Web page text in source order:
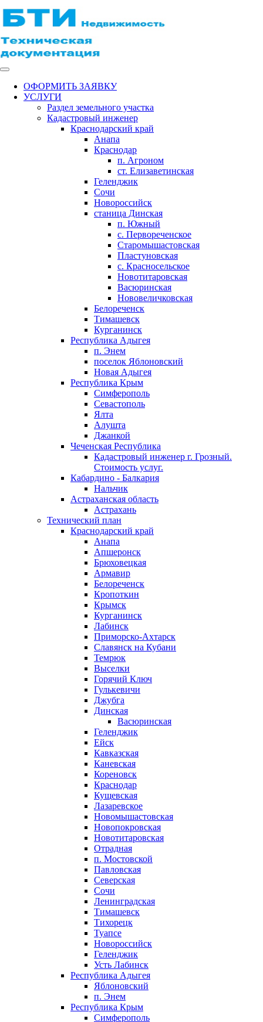
ОФОРМИТЬ ЗАЯВКУ
УСЛУГИ
Раздел земельного участка
Кадастровый инженер
Краснодарский край
Анапа
Краснодар
п. Агроном
ст. Елизаветинская
Геленджик
Сочи
Новороссийск
станица Динская
п. Южный
с. Первореченское
Старомышастовская
Пластуновская
с. Красносельское
Новотитаровская
Васюринская
Нововеличковская
Белореченск
Тимашевск
Курганинск
Республика Адыгея
п. Энем
поселок Яблоновский
Новая Адыгея
Республика Крым
Симферополь
Севастополь
Ялта
Алушта
Джанкой
Чеченская Республика
Кадастровый инженер г. Грозный.
Стоимость услуг.
Кабардино - Балкария
Нальчик
Астраханская область
Астрахань
Технический план
Краснодарский край
Анапа
Апшеронск
Брюховецкая
Армавир
Белореченск
Кропоткин
Крымск
Курганинск
Лабинск
Приморско-Ахтарск
Славянск на Кубани
Темрюк
Выселки
Горячий Ключ
Гулькевичи
Джубга
Динская
Васюринская
Геленджик
Ейск
Кавказская
Каневская
Кореновск
Краснодар
Кущевская
Лазаревское
Новомышастовская
Новопокровская
Новотитаровская
Отрадная
п. Мостовской
Павловская
Северская
Сочи
Ленинградская
Тимашевск
Тихорецк
Туапсе
Новороссийск
Геленджик
Усть Лабинск
Республика Адыгея
Яблоновский
п. Энем
Республика Крым
Симферополь